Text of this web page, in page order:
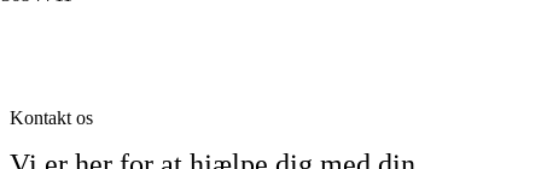
Kontakt os